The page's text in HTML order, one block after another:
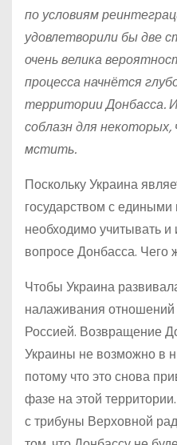
по условиям
удовлетворили бы две
очень велика
процесса начнётся
территории Донбасса.
соблазн для
мстить.
Поскольку Украина
государством с
необходимо учитывать
вопросе Донбасса. Чего
Чтобы Украина
налаживания отношений
Россией. Возвращение
Украины не возможно в
потому что это снова
фазе на этой
с трибуны Верховной